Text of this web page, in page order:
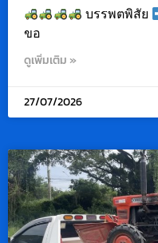
บรรพตพิสัย
ขอ
ดูเพิ่มเติม »
27/07/2026